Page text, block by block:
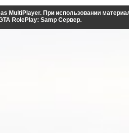
MultiPlayer. При использовании
RolePlay: Samp Сервер.